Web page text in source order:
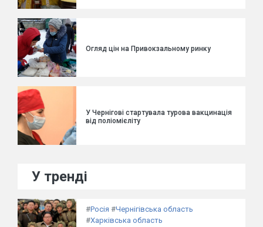
Огляд цін на Привокзальному ринку
У Чернігові стартувала турова вакцинація
від поліомієліту
У тренді
#Росія #Чернігівська область
#Харківська область